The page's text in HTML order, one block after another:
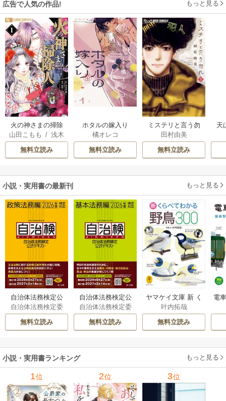
広告で人気の作品! もっと見る
火の神さまの掃除
人ですが、いつの
間にか花嫁として
溺愛されています
山田こもも /浅木
伊都
/ SNC
無料立読み
ホタルの嫁入り
橘オレコ
無料立読み
ミステリと言う勿
れ
田村由美
無料立読み
天
小説・実用書の最新刊 もっと見る
自治体法務検定公
式テキスト 政策
法務編 ２０２６
年度検定対応 1巻
自治体法務検定委
員会
無料立読み
自治体法務検定公
式テキスト 基本
法務編 ２０２６
年度検定対応 1巻
自治体法務検定委
員会
無料立読み
ヤマケイ文庫 新 く
らべてわかる野鳥3
00 1巻
叶内拓哉
無料立読み
電
小説・実用書ランキング もっと見る
1位 2位 3位